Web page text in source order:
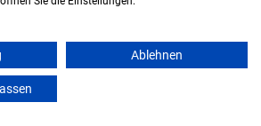
Ausbildungsplätze
Ablehnen